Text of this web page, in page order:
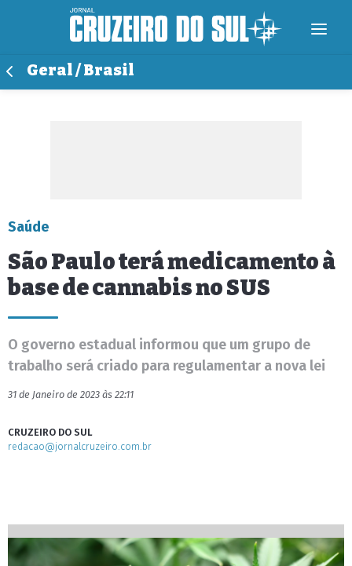
Geral / Brasil
Saúde
São Paulo terá medicamento à
base de cannabis no SUS
O governo estadual informou que um grupo de
trabalho será criado para regulamentar a nova lei
31 de Janeiro de 2023 às 22:11
CRUZEIRO DO SUL
redacao@jornalcruzeiro.com.br